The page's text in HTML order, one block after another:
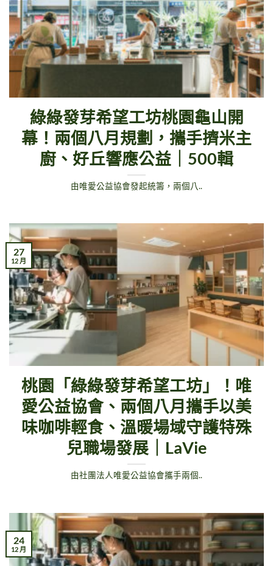
綠綠發芽希望工坊桃園龜山開
幕！兩個八月規劃，攜手擠米主
廚、好丘響應公益｜500輯
由唯愛公益協會發起統籌，兩個八..
桃園「綠綠發芽希望工坊」！唯
愛公益協會、兩個八月攜手以美
味咖啡輕食、溫暖場域守護特殊
兒職場發展｜LaVie
由社團法人唯愛公益協會攜手兩個..
27
12 月
24
12 月